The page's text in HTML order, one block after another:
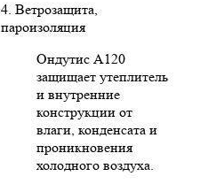
4. Ветрозащита,
пароизоляция
Ондутис А120
защищает утеплитель
и внутренние
конструкции от
влаги, конденсата и
проникновения
холодного воздуха.